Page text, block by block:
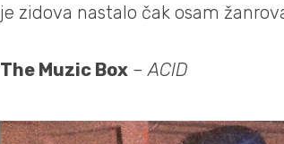
je zidova nastalo čak osam
The Muzic Box–ACID